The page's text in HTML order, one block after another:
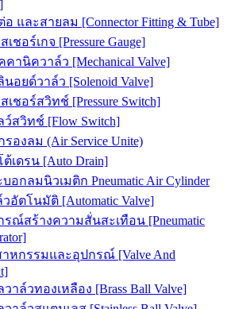
และสายลม [Connector Fitting & Tube]
เชอร์เกจ [Pressure Gauge]
คานิควาล์ว [Mechanical Valve]
อยด์วาล์ว [Solenoid Valve]
เชอร์สวิทช์ [Pressure Switch]
ว์สวิทช์ [Flow Switch]
รองลม (Air Service Unite)
ต้เดรน [Auto Drain]
บอกลมนิวเมติก Pneumatic Air Cylinder
วอัตโนมัติ [Automatic Valve]
รณ์สร้างความสั่นสะเทือน [Pneumatic
หกรรมและอุปกรณ์ [Valve And
าล์วทองเหลือง [Brass Ball Valve]